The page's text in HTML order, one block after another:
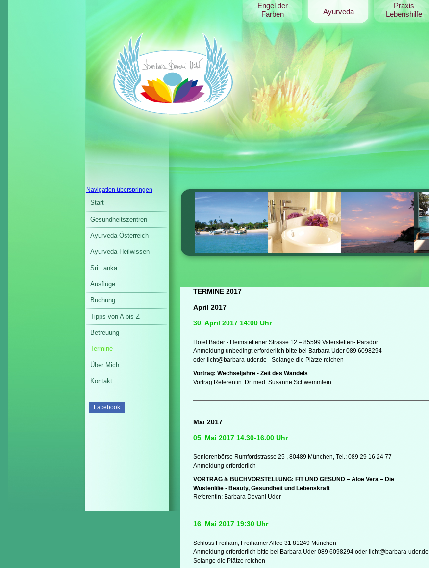
Engel der
Farben
Ayurveda
Praxis
Lebenshilfe
Navigation überspringen
Start
Gesundheitszentren
Ayurveda Österreich
Ayurveda Heilwissen
Sri Lanka
Ausflüge
Buchung
Tipps von A bis Z
Betreuung
Termine
Über Mich
Kontakt
Facebook
TERMINE 2017
April 2017
30. April 2017 14:00 Uhr
Hotel Bader - Heimstettener Strasse 12 – 85599 Vaterstetten- Parsdorf
Anmeldung unbedingt erforderlich bitte bei Barbara Uder 089 6098294
oder licht@barbara-uder.de - Solange die Plätze reichen
Vortrag: Wechseljahre - Zeit des Wandels
Vortrag Referentin: Dr. med. Susanne Schwemmlein
Mai 2017
05. Mai 2017 14.30-16.00 Uhr
Seniorenbörse Rumfordstrasse 25 , 80489 München, Tel.: 089 29 16 24 77
Anmeldung erforderlich
VORTRAG & BUCHVORSTELLUNG: FIT UND GESUND – Aloe Vera – Die
Wüstenlilie - Beauty, Gesundheit und Lebenskraft
Referentin: Barbara Devani Uder
16. Mai 2017 19:30 Uhr
Schloss Freiham, Freihamer Allee 31 81249 München
Anmeldung erforderlich bitte bei Barbara Uder 089 6098294 oder licht@barbara-uder.de
Solange die Plätze reichen